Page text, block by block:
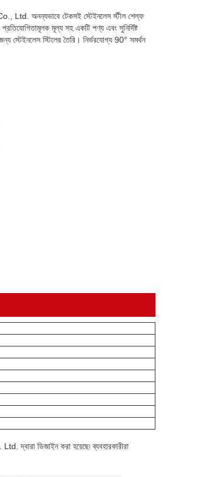
অনন্যভাবে টেকসই স্টেইনলেস স্টীল শেল্ফ
মূল্য সহ একটি পণ্য এবং সুনির্দিষ্ট
স্টেইনলেস স্টিলের তৈরি। নির্ভরযোগ্য 90° সমর্থন
ডিজাইন করা হয়েছে৷ ব্যবহারকারীরা